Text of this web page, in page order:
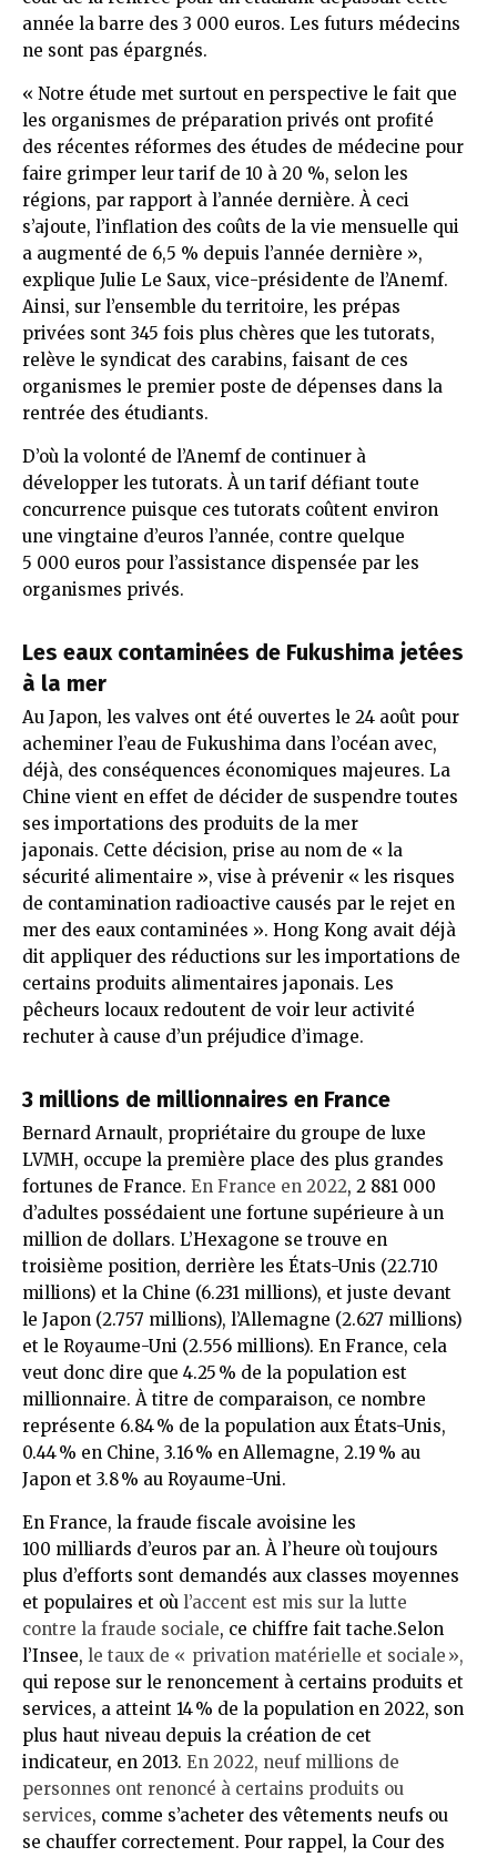
année la barre des 3 000 euros. Les futurs médecins
ne sont pas épargnés.
« Notre étude met surtout en perspective le fait que
les organismes de préparation privés ont profité
des récentes réformes des études de médecine pour
faire grimper leur tarif de 10 à 20 %, selon les
régions, par rapport à l’année dernière. À ceci
s’ajoute, l’inflation des coûts de la vie mensuelle qui
a augmenté de 6,5 % depuis l’année dernière »,
explique Julie Le Saux, vice-présidente de l’Anemf.
Ainsi, sur l’ensemble du territoire, les prépas
privées sont 345 fois plus chères que les tutorats,
relève le syndicat des carabins, faisant de ces
organismes le premier poste de dépenses dans la
rentrée des étudiants.
D’où la volonté de l’Anemf de continuer à
développer les tutorats. À un tarif défiant toute
concurrence puisque ces tutorats coûtent environ
une vingtaine d’euros l’année, contre quelque
5 000 euros pour l’assistance dispensée par les
organismes privés.
Les eaux contaminées de Fukushima jetées
à la mer
Au Japon, les valves ont été ouvertes le 24 août pour
acheminer l’eau de Fukushima dans l’océan avec,
déjà, des conséquences économiques majeures. La
Chine vient en effet de décider de suspendre toutes
ses importations des produits de la mer
japonais. Cette décision, prise au nom de « la
sécurité alimentaire », vise à prévenir « les risques
de contamination radioactive causés par le rejet en
mer des eaux contaminées ». Hong Kong avait déjà
dit appliquer des réductions sur les importations de
certains produits alimentaires japonais. Les
pêcheurs locaux redoutent de voir leur activité
rechuter à cause d’un préjudice d’image.
3 millions de millionnaires en France
Bernard Arnault, propriétaire du groupe de luxe
LVMH, occupe la première place des plus grandes
fortunes de France. En France en 2022, 2 881 000
d’adultes possédaient une fortune supérieure à un
million de dollars. L’Hexagone se trouve en
troisième position, derrière les États-Unis (22.710
millions) et la Chine (6.231 millions), et juste devant
le Japon (2.757 millions), l’Allemagne (2.627 millions)
et le Royaume-Uni (2.556 millions). En France, cela
veut donc dire que 4.25 % de la population est
millionnaire. À titre de comparaison, ce nombre
représente 6.84 % de la population aux États-Unis,
0.44 % en Chine, 3.16 % en Allemagne, 2.19 % au
Japon et 3.8 % au Royaume-Uni.
En France, la fraude fiscale avoisine les
100 milliards d’euros par an. À l’heure où toujours
plus d’efforts sont demandés aux classes moyennes
et populaires et où l’accent est mis sur la lutte
contre la fraude sociale, ce chiffre fait tache.Selon
l’Insee, le taux de « privation matérielle et sociale »,
qui repose sur le renoncement à certains produits et
services, a atteint 14 % de la population en 2022, son
plus haut niveau depuis la création de cet
indicateur, en 2013. En 2022, neuf millions de
personnes ont renoncé à certains produits ou
services, comme s’acheter des vêtements neufs ou
se chauffer correctement. Pour rappel, la Cour des